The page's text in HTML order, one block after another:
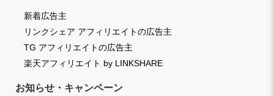
新着広告主
リンクシェア アフィリエイトの広告主
TG アフィリエイトの広告主
楽天アフィリエイト by LINKSHARE
お知らせ・キャンペーン